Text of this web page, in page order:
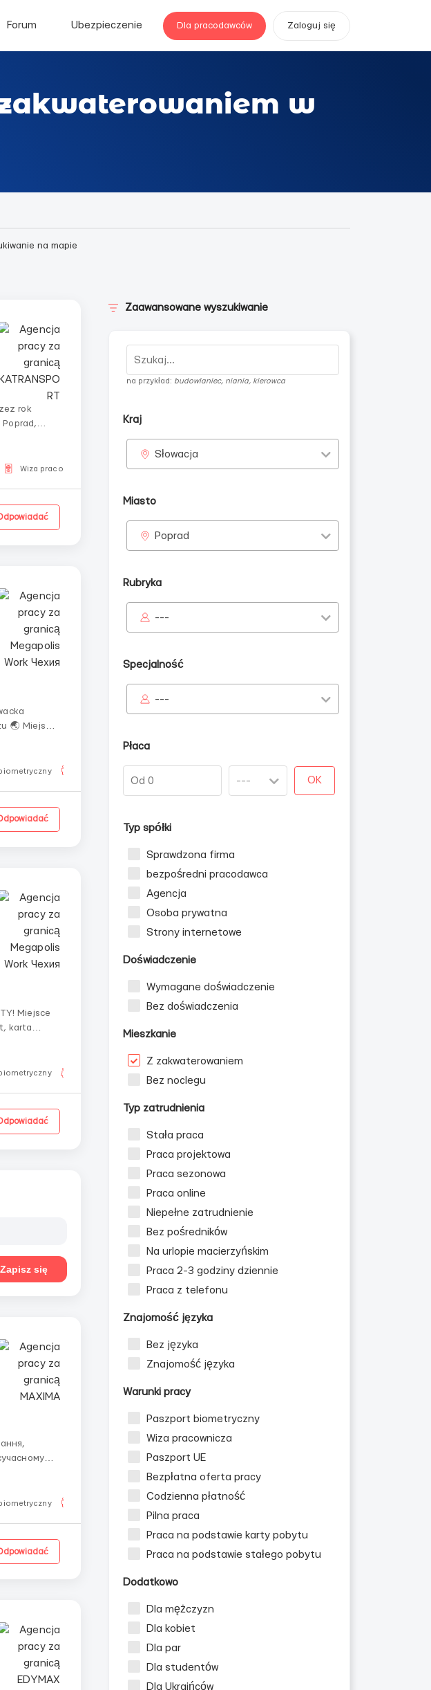
Forum Ubezpieczenie Dla pracodawców Zaloguj się
w
na mapie
Wiza pracownicza
Miejsce
Zapisz się
Zaawansowane wyszukiwanie
na przykład: budowlaniec, niania, kierowca
Kraj
Słowacja
Miasto
Poprad
Rubryka
---
Specjalność
---
Płaca
OK
Typ spółki
Sprawdzona firma
bezpośredni pracodawca
Agencja
Osoba prywatna
Strony internetowe
Doświadczenie
Wymagane doświadczenie
Bez doświadczenia
Mieszkanie
Z zakwaterowaniem
Bez noclegu
Typ zatrudnienia
Stała praca
Praca projektowa
Praca sezonowa
Praca online
Niepełne zatrudnienie
Bez pośredników
Na urlopie macierzyńskim
Praca 2-3 godziny dziennie
Praca z telefonu
Znajomość języka
Bez języka
Znajomość języka
Warunki pracy
Paszport biometryczny
Wiza pracownicza
Paszport UE
Bezpłatna oferta pracy
Codzienna płatność
Pilna praca
Praca na podstawie karty pobytu
Praca na podstawie stałego pobytu
Dodatkowo
Dla mężczyzn
Dla kobiet
Dla par
Dla studentów
Dla Ukraińców